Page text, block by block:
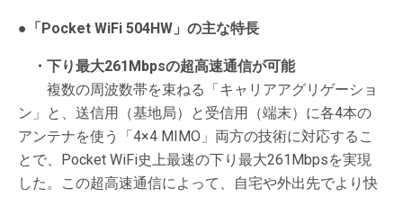
●「Pocket WiFi 504HW」の主な特長
・下り最大261Mbpsの超高速通信が可能
複数の周波数帯を束ねる「キャリアアグリゲーショ
ン」と、送信用（基地局）と受信用（端末）に各4本の
アンテナを使う「4×4 MIMO」両方の技術に対応するこ
とで、Pocket WiFi史上最速の下り最大261Mbpsを実現
した。この超高速通信によって、自宅や外出先でより快